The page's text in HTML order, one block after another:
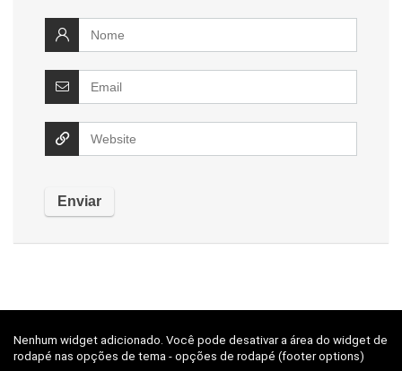
Nenhum widget adicionado. Você pode desativar a área do widget de
rodapé nas opções de tema - opções de rodapé (footer options)